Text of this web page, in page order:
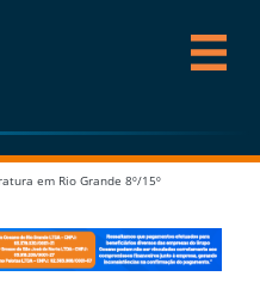
em Rio Grande 8º/15º